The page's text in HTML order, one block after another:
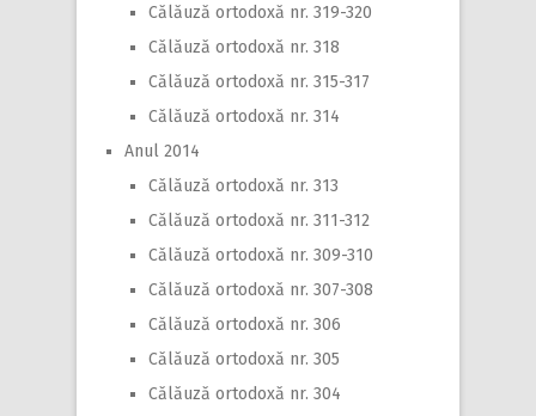
Călăuză ortodoxă nr. 319-320
Călăuză ortodoxă nr. 318
Călăuză ortodoxă nr. 315-317
Călăuză ortodoxă nr. 314
Anul 2014
Călăuză ortodoxă nr. 313
Călăuză ortodoxă nr. 311-312
Călăuză ortodoxă nr. 309-310
Călăuză ortodoxă nr. 307-308
Călăuză ortodoxă nr. 306
Călăuză ortodoxă nr. 305
Călăuză ortodoxă nr. 304